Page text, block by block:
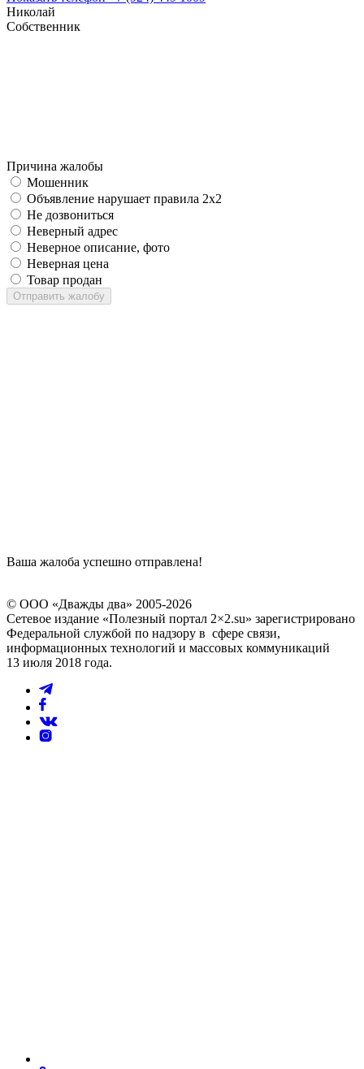
Николай
Собственник
Причина жалобы
Мошенник
Объявление нарушает правила 2x2
Не дозвониться
Неверный адрес
Неверное описание, фото
Неверная цена
Товар продан
Отправить жалобу
Ваша жалоба успешно отправлена!
© ООО «Дважды два» 2005-2026
Сетевое издание «Полезный портал 2×2.su» зарегистрировано
Федеральной службой по надзору в сфере связи,
информационных технологий и массовых коммуникаций
13 июля 2018 года.